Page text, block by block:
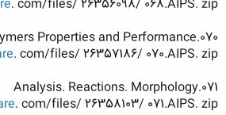
. com/files/ 26356098/ 068.AIPS. zip
070.Key Polymers Properties and Performance
. com/files/ 26357186/ 070.AIPS. zip
071.Analysis. Reactions. Morphology
. com/files/ 26358103/ 071.AIPS. zip